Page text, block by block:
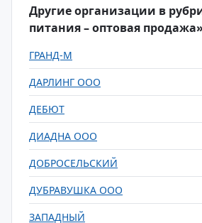
Другие организации в
питания – оптовая продажа»
ГРАНД-М
ДАРЛИНГ ООО
ДЕБЮТ
ДИАДНА ООО
ДОБРОСЕЛЬСКИЙ
ДУБРАВУШКА ООО
ЗАПАДНЫЙ